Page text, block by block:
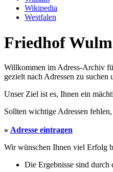
Wikipedia
Westfalen
Friedhof
Willkommen im Adress-Archiv
gezielt nach Adressen zu
Unser Ziel ist es, Ihnen ein
Sollten wichtige Adressen
» Adresse eintragen
Wir wünschen Ihnen viel Erfolg
Die Ergebnisse sind